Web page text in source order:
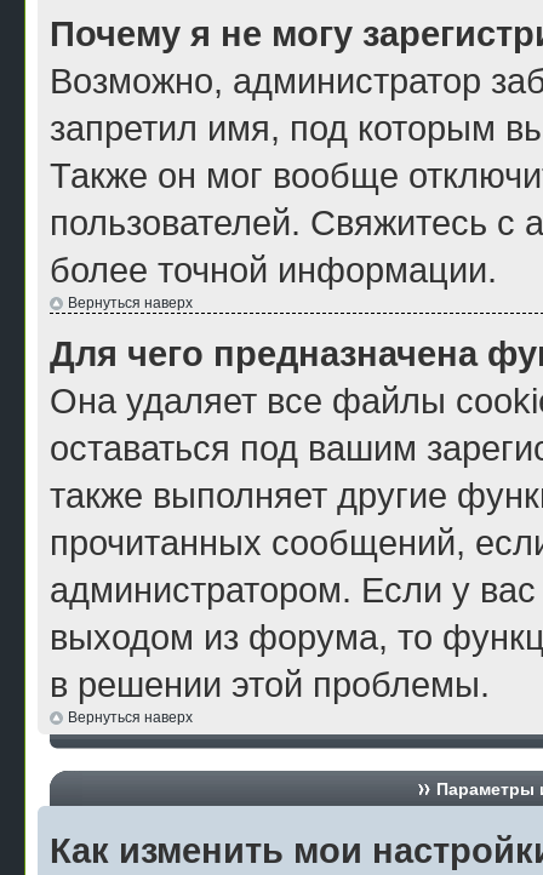
Почему я не могу
Возможно, администратор
запретил имя, под которым
Также он мог вообще
пользователей. Свяжитесь с
более точной информации.
Вернуться наверх
Для чего предназначена
Она удаляет все файлы
оставаться под вашим
также выполняет другие
прочитанных сообщений,
администратором. Если у
выходом из форума, то
в решении этой проблемы.
Вернуться наверх
Параметры
Как изменить мои